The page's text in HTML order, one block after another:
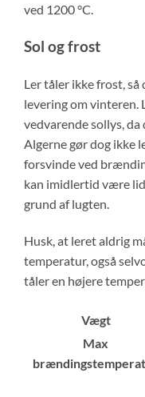
ved 1200 °C.
Sol og frost
Ler tåler ikke frost,
levering om vinteren.
vedvarende sollys,
Algerne gør dog ikke
forsvinde ved
kan imidlertid være
grund af lugten.
Husk, at leret aldrig
temperatur, også
tåler en højere
Vægt
Max